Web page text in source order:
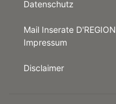
Datenschutz
Mail Inserate D'REGION
Impressum
Disclaimer